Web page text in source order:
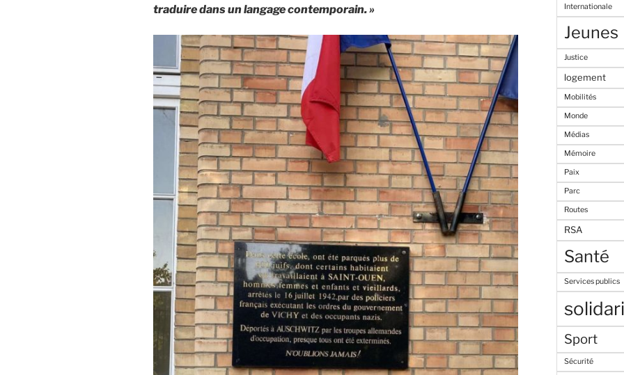
traduire dans un langage contemporain. »
Internationale
Jeunes
Justice
logement
Mobilités
Monde
Médias
Mémoire
Paix
Parc
Routes
RSA
Santé
Services publics
Sport
Sécurité